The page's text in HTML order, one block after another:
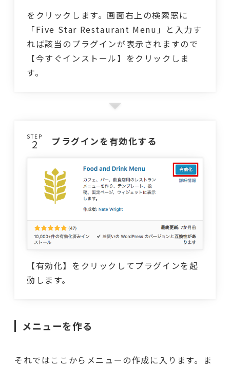
をクリックします。画面右上の検索窓に
「Five Star Restaurant Menu」と入力す
れば該当のプラグインが表示されますので
【今すぐインストール】をクリックしま
す。
STEP プラグインを有効化する
【有効化】をクリックしてプラグインを起
動します。
メニューを作る
それではここからメニューの作成に入ります。ま